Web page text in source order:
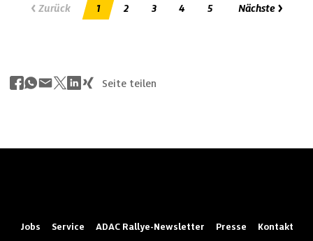
Zurück 1 2 3 4 5 Nächste
Seite teilen
Jobs Service ADAC Rallye-Newsletter Presse Kontakt